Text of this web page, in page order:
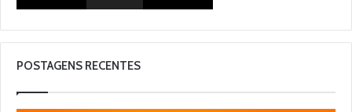
POSTAGENS RECENTES